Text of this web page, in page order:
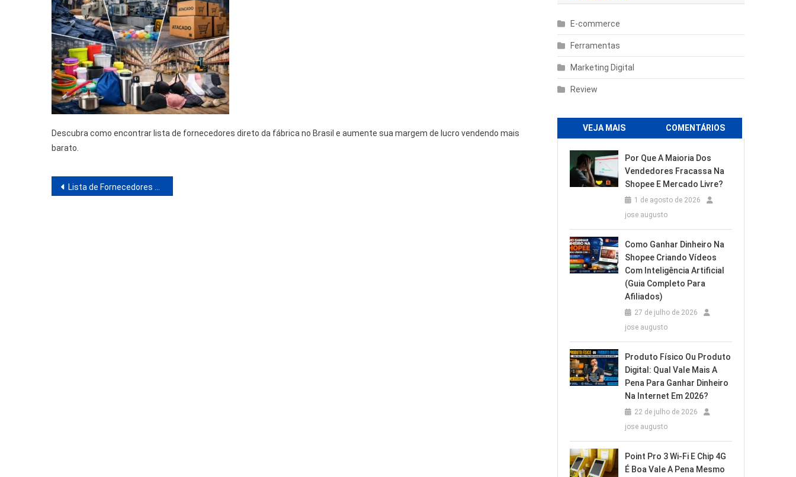
Descubra como encontrar lista de fornecedores direto da fábrica no Brasil e aumente sua margem de lucro vendendo mais
barato.
Navegação
Lista de Fornecedores Direto da Fábrica: Como Comprar Mais Barato e Lucrar Muito no Brasil
E-commerce
Ferramentas
Marketing Digital
Review
VEJA MAIS COMENTÁRIOS
Por Que A Maioria Dos
Vendedores Fracassa Na
Shopee E Mercado Livre?
1 de agosto de 2026
jose augusto
Como Ganhar Dinheiro Na
Shopee Criando Vídeos
Com Inteligência Artificial
(Guia Completo Para
Afiliados)
27 de julho de 2026
jose augusto
Produto Físico Ou Produto
Digital: Qual Vale Mais A
Pena Para Ganhar Dinheiro
Na Internet Em 2026?
22 de julho de 2026
jose augusto
Point Pro 3 Wi‑Fi E Chip 4G
É Boa Vale A Pena Mesmo